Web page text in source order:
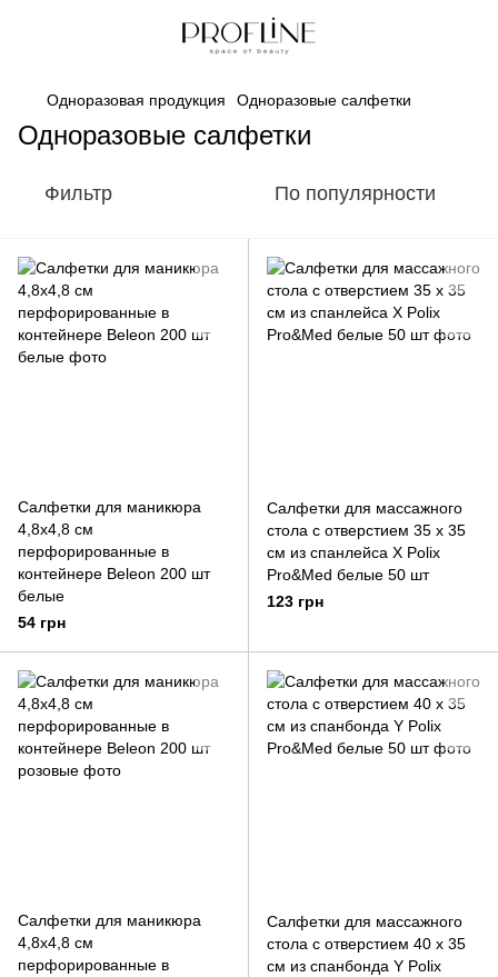
Одноразовая продукция Одноразовые салфетки
Одноразовые салфетки
Фильтр По популярности
Салфетки для маникюра
4,8х4,8 см
перфорированные в
контейнере Beleon 200 шт
белые
54 грн
Салфетки для массажного
стола с отверстием 35 х 35
см из спанлейса X Polix
Pro&Med белые 50 шт
123 грн
Салфетки для маникюра
4,8х4,8 см
перфорированные в
Салфетки для массажного
стола с отверстием 40 х 35
см из спанбонда Y Polix